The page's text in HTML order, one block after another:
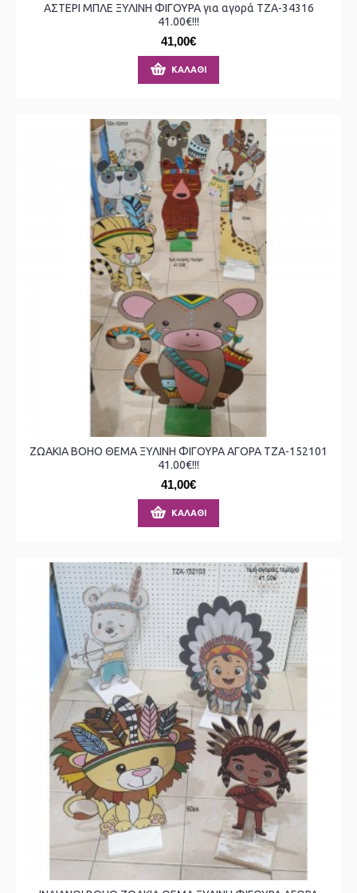
ΑΣΤΕΡΙ ΜΠΛΕ ΞΥΛΙΝΗ ΦΙΓΟΥΡΑ για αγορά ΤΖΑ-34316
41.00€!!!
41,00€
ΚΑΛΆΘΙ
ΖΩΑΚΙΑ BOHO ΘΕΜΑ ΞΥΛΙΝΗ ΦΙΓΟΥΡΑ ΑΓΟΡΑ ΤΖΑ-152101
41.00€!!!
41,00€
ΚΑΛΆΘΙ